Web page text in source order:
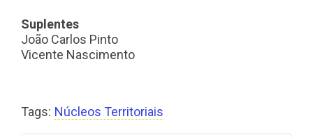
Suplentes
João Carlos Pinto
Vicente Nascimento
Tags: Núcleos Territoriais